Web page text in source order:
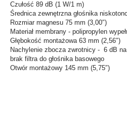
Czułość 89 dB (1 W/1 m)
Średnica zewnętrzna głośnika
Rozmiar magnesu 75 mm (3,00″)
Materiał membrany - polipropylen
Głębokość montażowa 63 mm (2,56″)
Nachylenie zbocza zwrotnicy - 6 dB
brak filtra do głośnika basowego
Otwór montażowy 145 mm (5,75″)